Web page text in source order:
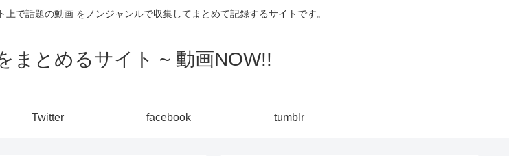
で話題の動画 をノンジャンルで収集してまとめて記録するサイトです。
まとめるサイト ~ 動画NOW!!
Twitter facebook tumblr